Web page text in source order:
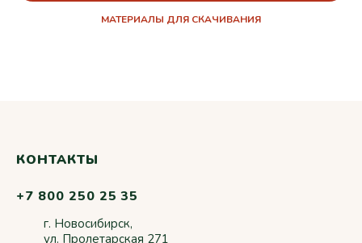
МАТЕРИАЛЫ ДЛЯ СКАЧИВАНИЯ
КОНТАКТЫ
+7 800 250 25 35
г. Новосибирск,
ул. Пролетарская 271